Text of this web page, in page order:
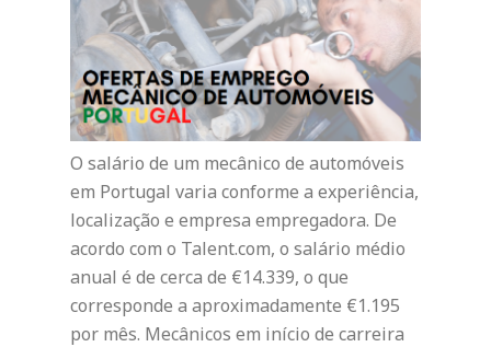
O salário de um mecânico de automóveis
em Portugal varia conforme a experiência,
localização e empresa empregadora. De
acordo com o Talent.com, o salário médio
anual é de cerca de €14.339, o que
corresponde a aproximadamente €1.195
por mês. Mecânicos em início de carreira